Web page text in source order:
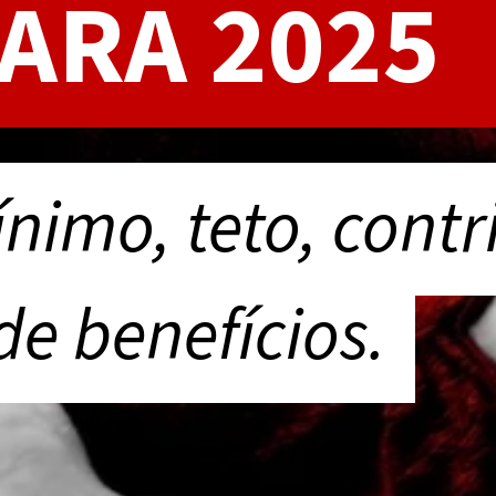
2025
teto,
benefícios.
teto,
benefícios.